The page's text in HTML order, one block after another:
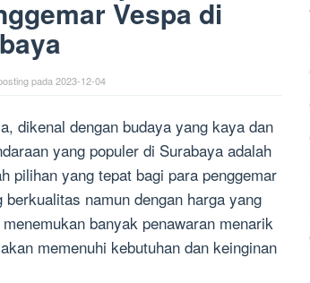
Vespa di
pada 2023-12-04
dikenal dengan budaya yang kaya dan
yang populer di Surabaya adalah
pilihan yang tepat bagi para penggemar
namun dengan harga yang
banyak penawaran menarik
memenuhi kebutuhan dan keinginan